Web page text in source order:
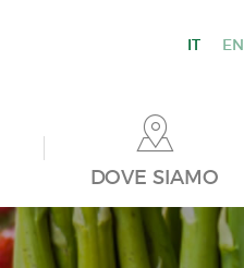
IT EN
DOVE SIAMO